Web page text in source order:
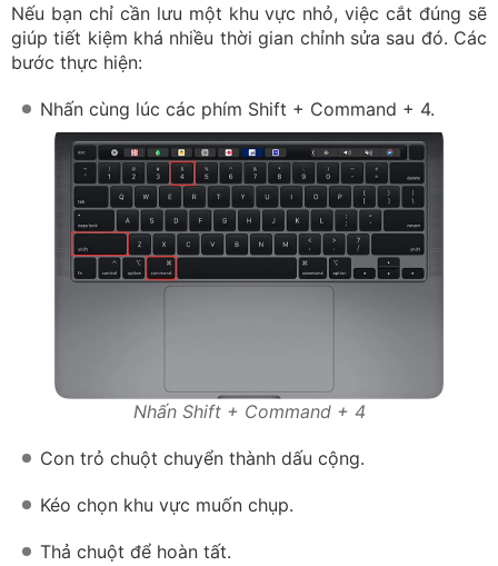
Nếu bạn chỉ cần lưu một khu vực nhỏ, việc cắt đúng sẽ
giúp tiết kiệm khá nhiều thời gian chỉnh sửa sau đó. Các
bước thực hiện:
Nhấn cùng lúc các phím Shift + Command + 4.
Nhấn Shift + Command + 4
Con trỏ chuột chuyển thành dấu cộng.
Kéo chọn khu vực muốn chụp.
Thả chuột để hoàn tất.